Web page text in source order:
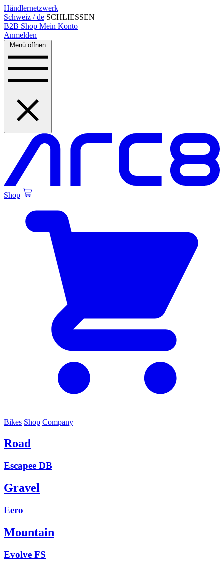
Händlernetzwerk
Schweiz / de SCHLIESSEN
B2B Shop Mein Konto
Anmelden
Menü öffnen
Shop
Bikes Shop Company
Road
Escapee DB
Gravel
Eero
Mountain
Evolve FS